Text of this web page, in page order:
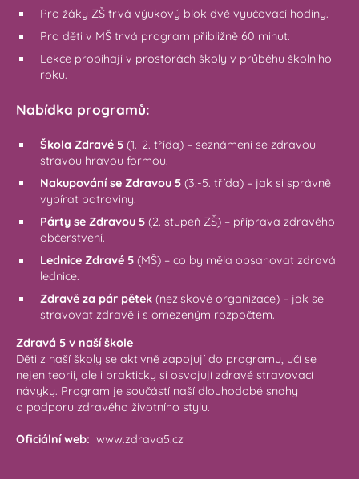
Pro žáky ZŠ trvá výukový blok dvě vyučovací hodiny.
Pro děti v MŠ trvá program přibližně 60 minut.
Lekce probíhají v prostorách školy v průběhu školního
roku.
Nabídka programů:
Škola Zdravé 5 (1.-2. třída) – seznámení se zdravou
stravou hravou formou.
Nakupování se Zdravou 5 (3.-5. třída) – jak si správně
vybírat potraviny.
Párty se Zdravou 5 (2. stupeň ZŠ) – příprava zdravého
občerstvení.
Lednice Zdravé 5 (MŠ) – co by měla obsahovat zdravá
lednice.
Zdravě za pár pětek (neziskové organizace) – jak se
stravovat zdravě i s omezeným rozpočtem.
Zdravá 5 v naší škole
Děti z naší školy se aktivně zapojují do programu, učí se
nejen teorii, ale i prakticky si osvojují zdravé stravovací
návyky. Program je součástí naší dlouhodobé snahy
o podporu zdravého životního stylu.
Oficiální web: www.zdrava5.cz